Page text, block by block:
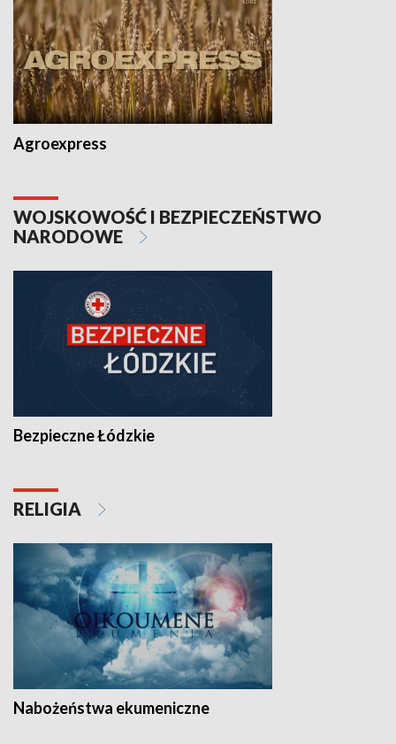
Agroexpress
WOJSKOWOŚĆ I BEZPIECZEŃSTWO
NARODOWE
Bezpieczne Łódzkie
RELIGIA
Nabożeństwa ekumeniczne